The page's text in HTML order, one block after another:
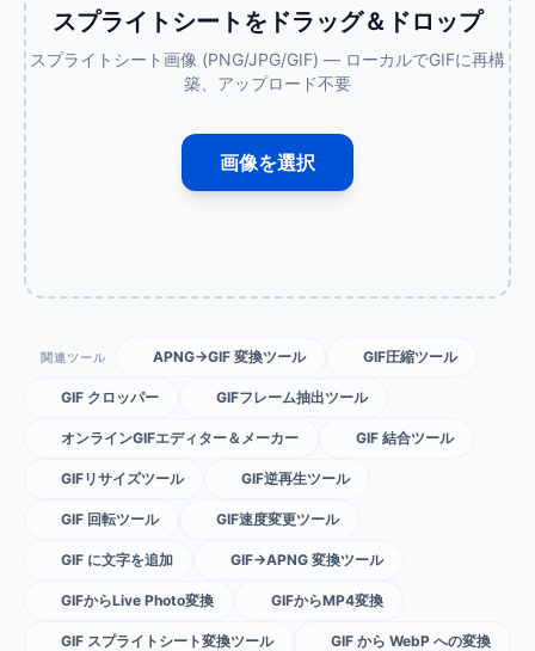
スプライトシートをドラッグ＆ドロップ
スプライトシート画像 (PNG/JPG/GIF) — ローカルでGIFに再構
築、アップロード不要
画像を選択
関連ツール APNG→GIF 変換ツール GIF圧縮ツール
GIF クロッパー GIFフレーム抽出ツール
オンラインGIFエディター＆メーカー GIF 結合ツール
GIFリサイズツール GIF逆再生ツール
GIF 回転ツール GIF速度変更ツール
GIF に文字を追加 GIF→APNG 変換ツール
GIFからLive Photo変換 GIFからMP4変換
GIF スプライトシート変換ツール GIF から WebP への変換